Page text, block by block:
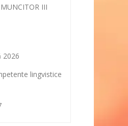
III
2026
lingvistice